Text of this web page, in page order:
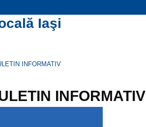
INFORMATIV
INFORMATIV